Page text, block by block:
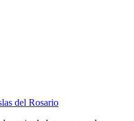
del Rosario